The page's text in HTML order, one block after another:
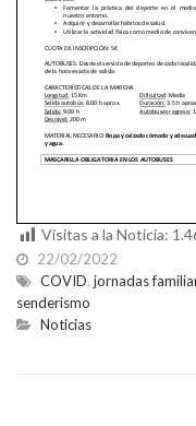
Visitas a la Noticia:
22/02/2022
COVID, jornadas
senderismo
Noticias